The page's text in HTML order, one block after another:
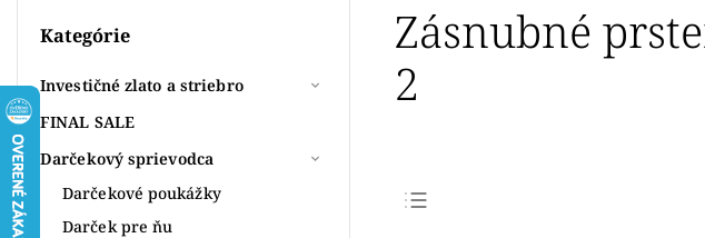
Kategórie
Investičné zlato a striebro
FINAL SALE
Darčekový sprievodca
Darčekové poukážky
Darček pre ňu
Zásnubné
2